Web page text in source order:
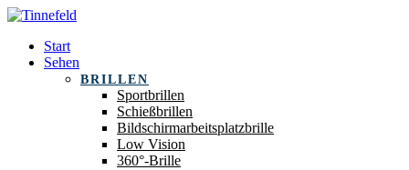
Start
Sehen
BRILLEN
Sportbrillen
Schießbrillen
Bildschirmarbeitsplatzbrille
Low Vision
360°-Brille